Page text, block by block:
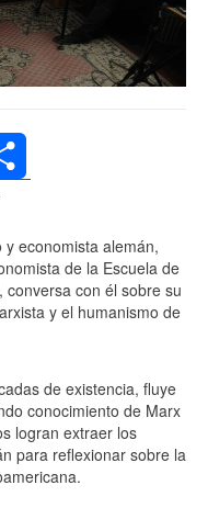
economista alemán,
de la Escuela de
conversa con él sobre su
y el humanismo de
de existencia, fluye
conocimiento de Marx
logran extraer los
para reflexionar sobre la